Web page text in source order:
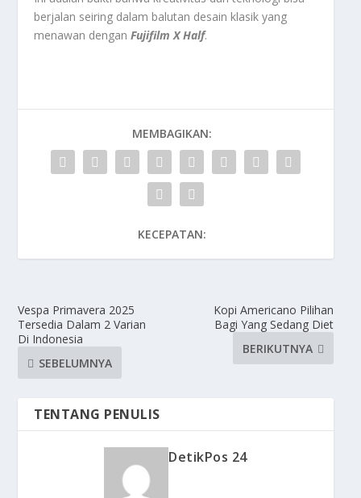
berjalan seiring dalam balutan desain klasik yang
menawan denganFujifilm X Half.
MEMBAGIKAN:
KECEPATAN:
Vespa Primavera 2025
Tersedia Dalam 2 Varian
Di Indonesia
SEBELUMNYA
Kopi Americano Pilihan
Bagi Yang Sedang Diet
BERIKUTNYA
TENTANG PENULIS
DetikPos 24